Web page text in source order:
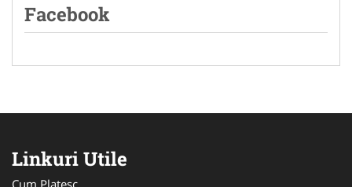
Facebook
Linkuri Utile
Cum Platesc